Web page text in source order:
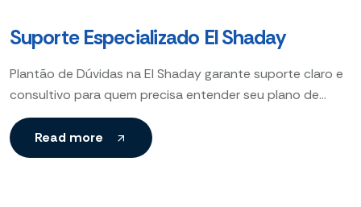
Suporte Especializado El Shaday
Plantão de Dúvidas na El Shaday garante suporte claro e
consultivo para quem precisa entender seu plano de
saúde e fazer escolhas seguras.
Read more